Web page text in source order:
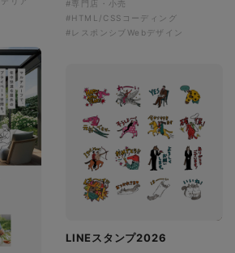
#専門店・小売
#HTML/CSSコーディング
#レスポンシブWebデザイン
LINEスタンプ2026